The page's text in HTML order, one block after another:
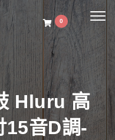
0
Hluru 高
15音D調-